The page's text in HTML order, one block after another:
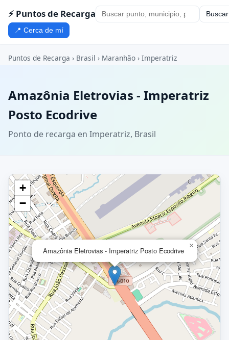
⚡ Puntos de Recarga Buscar
📍 Cerca de mí
Puntos de Recarga › Brasil › Maranhão › Imperatriz
Amazônia Eletrovias - Imperatriz
Posto Ecodrive
Ponto de recarga en Imperatriz, Brasil
Amazônia Eletrovias - Imperatriz Posto Ecodrive
×
+
−